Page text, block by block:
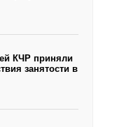
КЧР приняли
занятости в